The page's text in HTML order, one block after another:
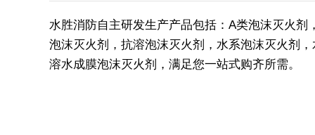
水胜消防自主研发生产产品包括：A类泡沫灭火剂
泡沫灭火剂，抗溶泡沫灭火剂，水系泡沫灭火剂
溶水成膜泡沫灭火剂，满足您一站式购齐所需。